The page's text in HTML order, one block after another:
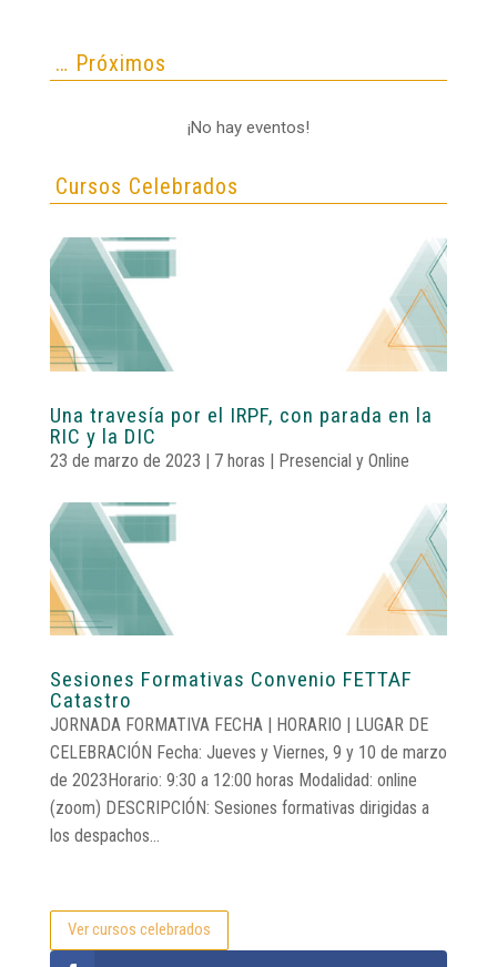
… Próximos
¡No hay eventos!
Cursos Celebrados
Una travesía por el IRPF, con parada en la
RIC y la DIC
23 de marzo de 2023 | 7 horas | Presencial y Online
Sesiones Formativas Convenio FETTAF
Catastro
JORNADA FORMATIVA FECHA | HORARIO | LUGAR DE
CELEBRACIÓN Fecha: Jueves y Viernes, 9 y 10 de marzo
de 2023Horario: 9:30 a 12:00 horas Modalidad: online
(zoom) DESCRIPCIÓN: Sesiones formativas dirigidas a
los despachos...
Ver cursos celebrados